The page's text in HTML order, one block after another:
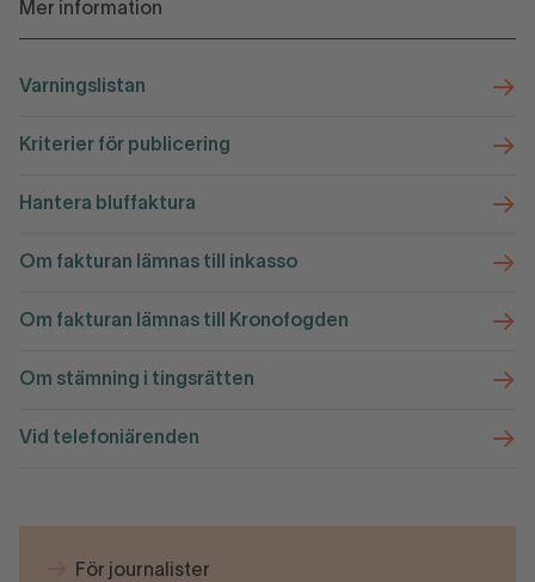
Mer information
Varningslistan
Kriterier för publicering
Hantera bluffaktura
Om fakturan lämnas till inkasso
Om fakturan lämnas till Kronofogden
Om stämning i tingsrätten
Vid telefoniärenden
För journalister